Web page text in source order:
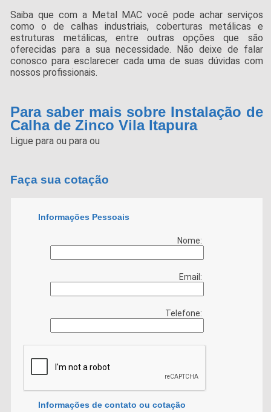
Saiba que com a Metal MAC você pode achar serviços
como o de calhas industriais, coberturas metálicas e
estruturas metálicas, entre outras opções que são
oferecidas para a sua necessidade. Não deixe de falar
conosco para esclarecer cada uma de suas dúvidas com
nossos profissionais.
Para saber mais sobre Instalação de
Calha de Zinco Vila Itapura
Ligue paraou paraou
Faça sua cotação
Informações Pessoais
Nome:
Email:
Telefone:
Informações de contato ou cotação